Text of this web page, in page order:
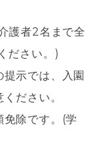
護者2名まで全
ださい。)
示では、入園
ださい。
除です。(学